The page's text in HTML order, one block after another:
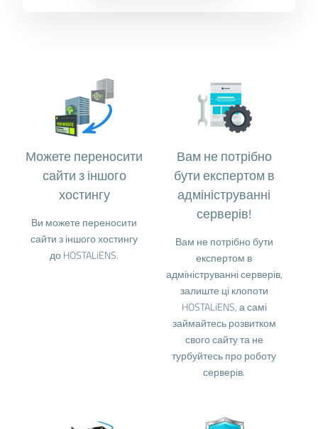
Можете переносити
сайти з іншого
хостингу
Ви можете переносити
сайти з іншого хостингу
до HOSTALiENS.
Вам не потрібно
бути експертом в
адмініструванні
серверів!
Вам не потрібно бути
експертом в
адмініструванні серверів,
залиште ці клопоти
HOSTALiENS, а самі
займайтесь розвитком
свого сайту та не
турбуйтесь про роботу
серверів.